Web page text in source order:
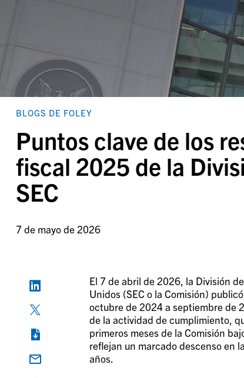
BLOGS DE FOLEY
Puntos clave de los
fiscal 2025 de la
SEC
7 de mayo de 2026
El 7 de abril de 2026, la División
Unidos (SEC o la Comisión)
octubre de 2024 a septiembre de
de la actividad de cumplimiento,
primeros meses de la Comisión
reflejan un marcado descenso en
años.